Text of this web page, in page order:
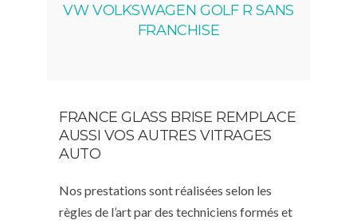
VW VOLKSWAGEN GOLF R SANS
FRANCHISE
FRANCE GLASS BRISE REMPLACE
AUSSI VOS AUTRES VITRAGES
AUTO
Nos prestations sont réalisées selon les
règles de l’art par des techniciens formés et